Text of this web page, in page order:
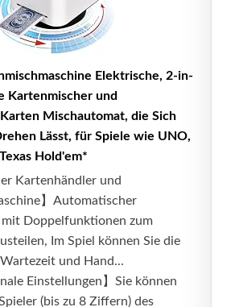
Elektrische, 2-in-
Kartenmischer und
Mischautomat, die Sich
Lässt, für Spiele wie UNO,
Hold'em*
Kartenhändler und
】Automatischer
mit Doppelfunktionen zum
Im Spiel können Sie die
und Hand...
Einstellungen】Sie können
(bis zu 8 Ziffern) des